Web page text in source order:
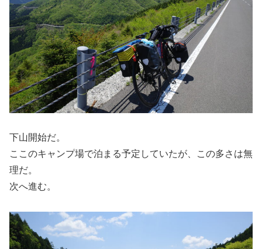
下山開始だ。
ここのキャンプ場で泊まる予定していたが、この多さは無
理だ。
次へ進む。